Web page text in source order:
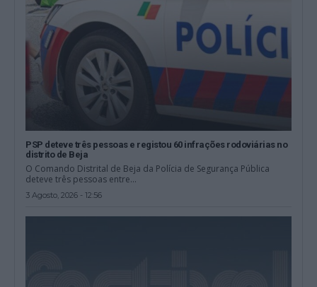
PSP deteve três pessoas e registou 60 infrações rodoviárias no
distrito de Beja
O Comando Distrital de Beja da Polícia de Segurança Pública
deteve três pessoas entre...
3 Agosto, 2026 - 12:56